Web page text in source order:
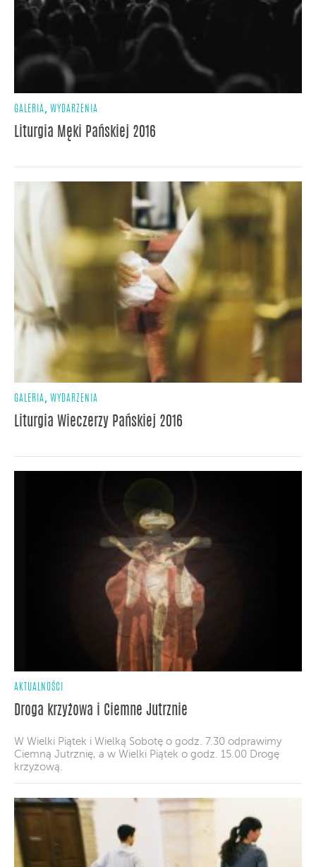
GALERIA, WYDARZENIA
Liturgia Męki Pańskiej 2016
GALERIA, WYDARZENIA
Liturgia Wieczerzy Pańskiej 2016
AKTUALNOŚCI
Droga krzyżowa i Ciemne Jutrznie
W Wielki Piątek i Wielką Sobotę o godz. 7.30 odprawimy
Ciemną Jutrznię, a w Wielki Piątek o godz. 15.00 Drogę
krzyżową.